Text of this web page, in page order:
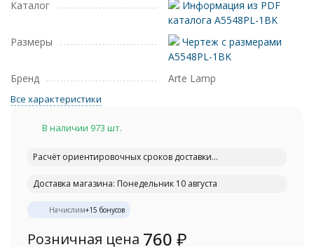
Каталог
Информация из PDF
каталога A5548PL-1BK
Размеры
Чертеж с размерами
A5548PL-1BK
Бренд
Arte Lamp
Все характеристики
В наличии 973 шт.
Расчёт ориентировочных сроков доставки...
Доставка магазина: Понедельник 10 августа
Начислим+15 бонусов
Розничная цена 760 ₽